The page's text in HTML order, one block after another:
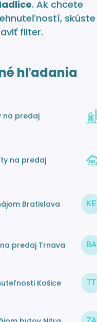
. Ak chcete
skúste
filter.
hľadania
na predaj
na predaj
Bratislava KE
predaj Trnava BA
Košice TT